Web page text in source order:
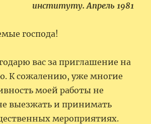
институту. Апрель 1981
господа!
вас за приглашение на
К сожалению, уже многие
моей работы не
выезжать и принимать
мероприятиях.